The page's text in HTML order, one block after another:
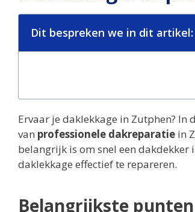
Dit bespreken we in dit artikel:
Ervaar je daklekkage in Zutphen? In
van professionele dakreparatie in
belangrijk is om snel een dakdekker
daklekkage effectief te repareren.
Belangrijkste punten